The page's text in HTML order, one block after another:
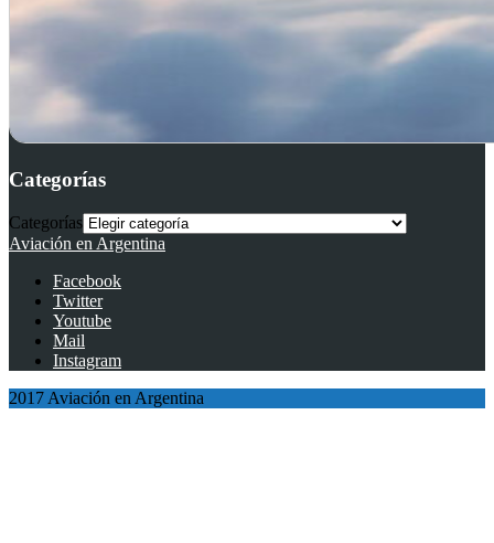
Categorías
Categorías
Aviación en Argentina
Facebook
Twitter
Youtube
Mail
Instagram
2017 Aviación en Argentina